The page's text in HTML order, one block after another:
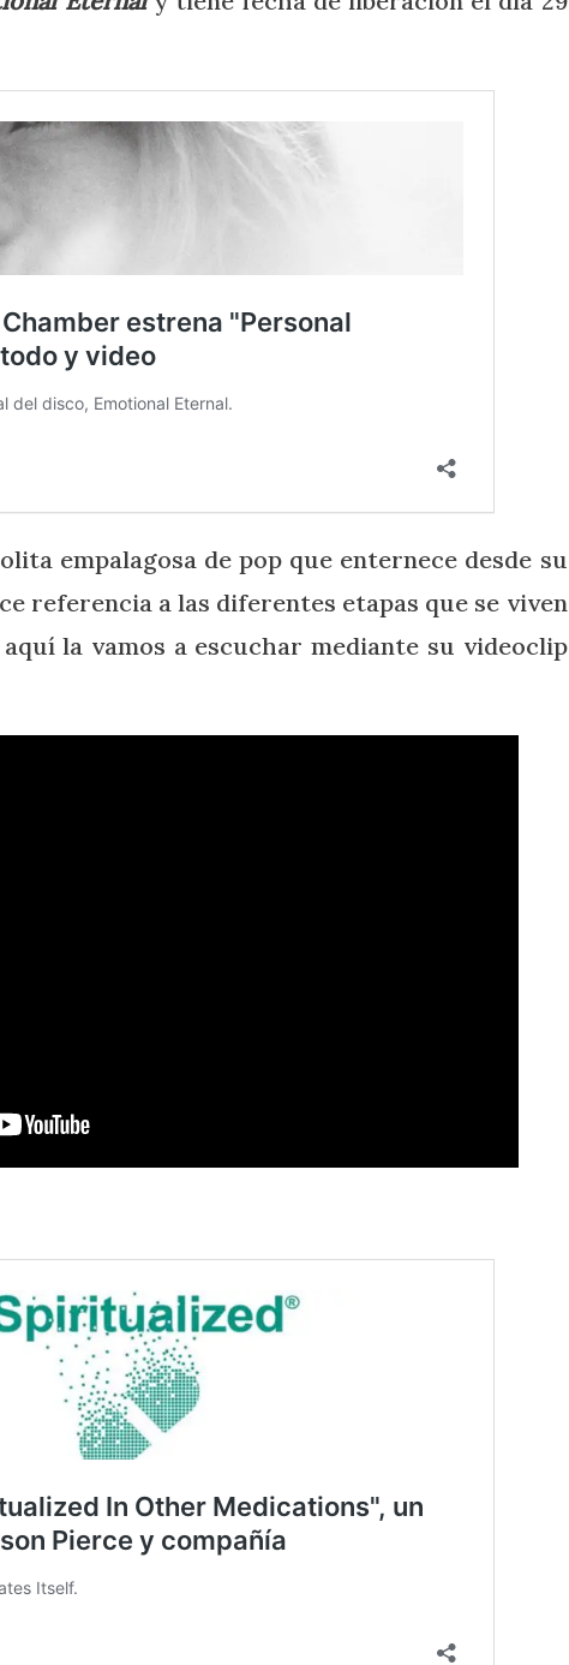
empalagosa de pop que enternece desde su
referencia a las diferentes etapas que se viven
la vamos a escuchar mediante su videoclip